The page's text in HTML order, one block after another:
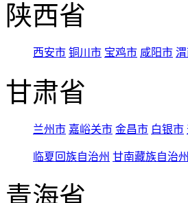
陕西省
西安市 铜川市 宝鸡市 咸阳市
甘肃省
兰州市 嘉峪关市 金昌市 白银市
临夏回族自治州 甘南藏族自治州
青海省